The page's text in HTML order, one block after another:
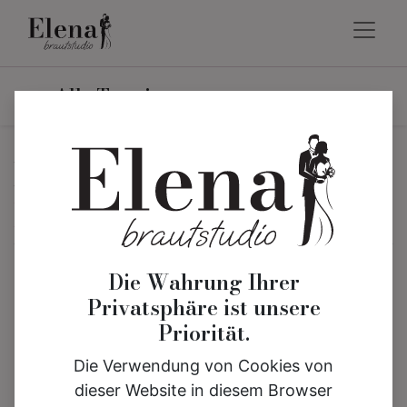
Alle Termine
Planen SieTrauringe
Beratungstermin
Euer Weg zu den perfekten Trauringen
beginnt hier!
Plant euren Termin im Brautstudio Elena und
erlebt eine liebevolle, exklusive Beratung in
ruhiger Atmosphäre.
Die Wahrung Ihrer
Privatsphäre ist unsere
Priorität.
Die Verwendung von Cookies von
dieser Website in diesem Browser